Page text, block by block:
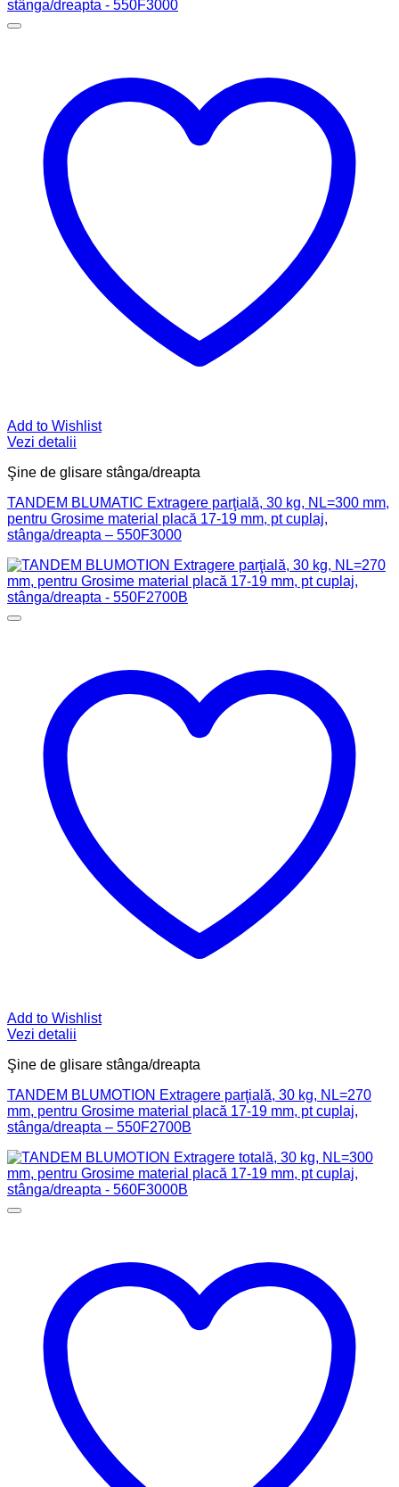
Add to Wishlist
Vezi detalii
Şine de glisare stânga/dreapta
TANDEM BLUMATIC Extragere parţială, 30 kg, NL=300 mm,
pentru Grosime material placă 17-19 mm, pt cuplaj,
stânga/dreapta – 550F3000
Add to Wishlist
Vezi detalii
Şine de glisare stânga/dreapta
TANDEM BLUMOTION Extragere parţială, 30 kg, NL=270
mm, pentru Grosime material placă 17-19 mm, pt cuplaj,
stânga/dreapta – 550F2700B